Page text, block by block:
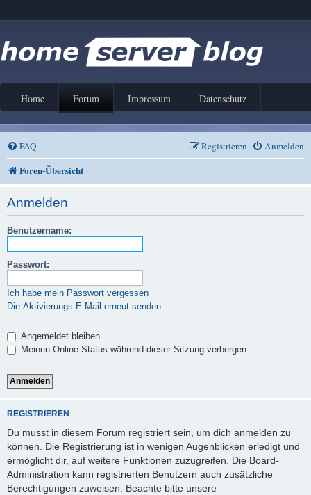
Home Forum Impressum Datenschutz
FAQ Anmelden
Registrieren
Foren-Übersicht
Anmelden
Benutzername:
Passwort:
Ich habe mein Passwort vergessen
Die Aktivierungs-E-Mail erneut senden
Angemeldet bleiben
Meinen Online-Status während dieser Sitzung verbergen
REGISTRIEREN
Du musst in diesem Forum registriert sein, um dich anmelden zu
können. Die Registrierung ist in wenigen Augenblicken erledigt und
ermöglicht dir, auf weitere Funktionen zuzugreifen. Die Board-
Administration kann registrierten Benutzern auch zusätzliche
Berechtigungen zuweisen. Beachte bitte unsere